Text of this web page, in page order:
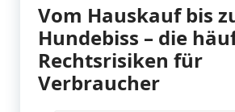
Vom Hauskauf bis
Hundebiss – die
Rechtsrisiken für
Verbraucher